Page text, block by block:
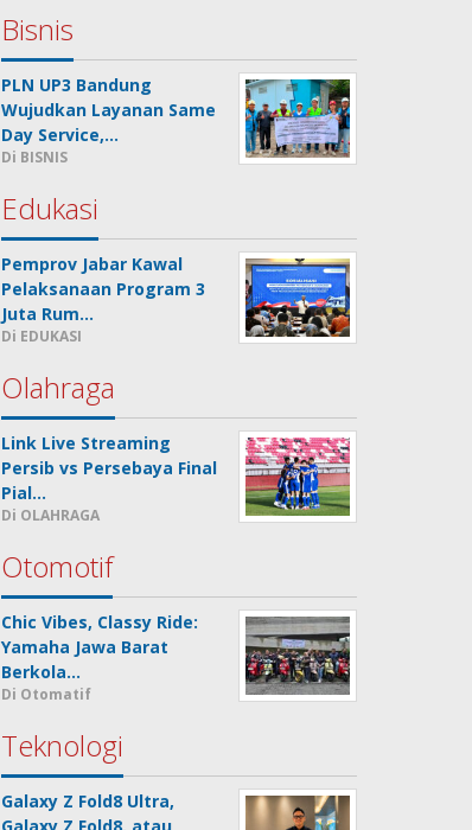
Bisnis
PLN UP3 Bandung
Wujudkan Layanan Same
Day Service,…
Di BISNIS
Edukasi
Pemprov Jabar Kawal
Pelaksanaan Program 3
Juta Rum…
Di EDUKASI
Olahraga
Link Live Streaming
Persib vs Persebaya Final
Pial…
Di OLAHRAGA
Otomotif
Chic Vibes, Classy Ride:
Yamaha Jawa Barat
Berkola…
Di Otomatif
Teknologi
Galaxy Z Fold8 Ultra,